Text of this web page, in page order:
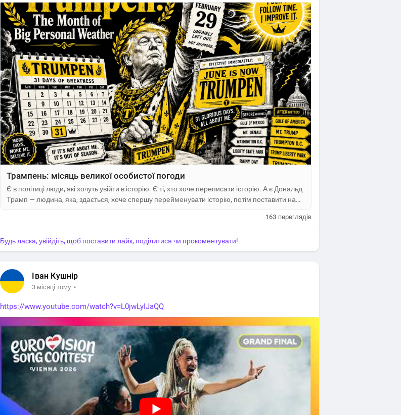
Трампень: місяць великої особистої погоди
Є в політиці люди, які хочуть увійти в історію. Є ті, хто хоче переписати історію. А є Дональд
Трамп — людина, яка, здається, хоче спершу перейменувати історію, потім поставити на
неї золоті літери, потім сфотографуватися поруч і сказати, що до нього історії фактично не
існувало. Америка знала президентів-законодавців, президентів-військових, президентів-
163 переглядів
Будь ласка, увійдіть, щоб поставити лайк, поділитися чи прокоментувати!
Іван Кушнір
3 місяці тому ·
https://www.youtube.com/watch?v=L0jwLyIJaQQ